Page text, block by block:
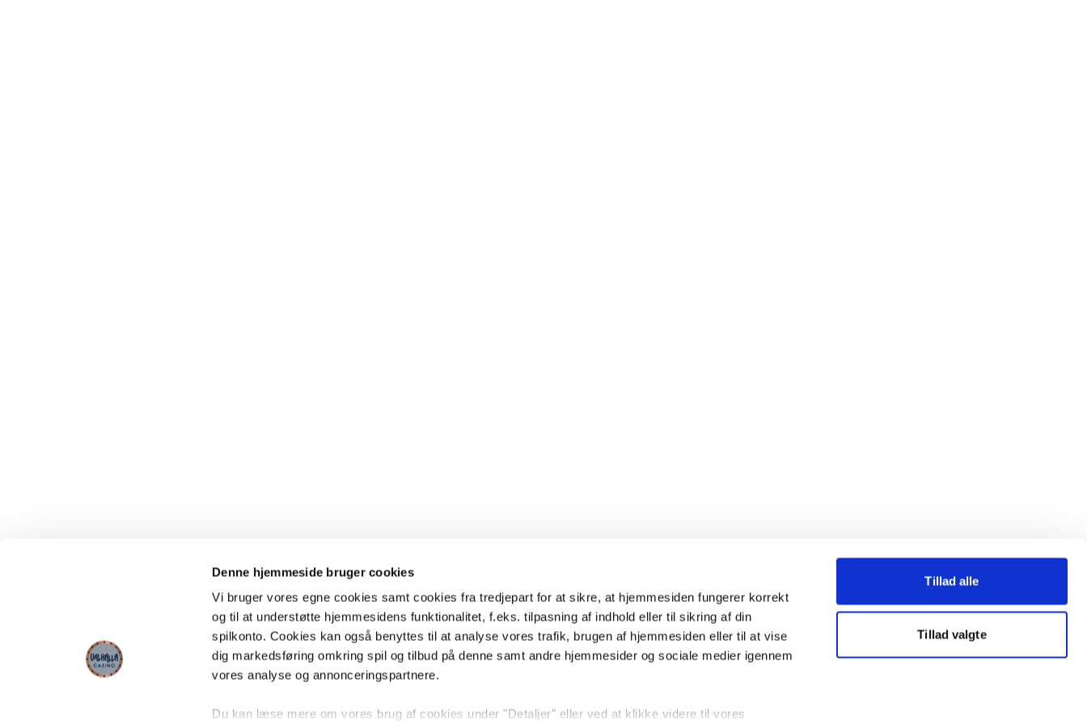
Denne hjemmeside bruger cookies
Vi bruger vores egne cookies samt cookies fra tredjepart for at sikre, at hjemmesiden fungerer korrekt
og til at understøtte hjemmesidens funktionalitet, f.eks. tilpasning af indhold eller til sikring af din
spilkonto. Cookies kan også benyttes til at analyse vores trafik, brugen af hjemmesiden eller til at vise
dig markedsføring omkring spil og tilbud på denne samt andre hjemmesider og sociale medier igennem
vores analyse og annonceringspartnere.
Du kan læse mere om vores brug af cookies under "Detaljer" eller ved at klikke videre til vores
Tillad alle
Tillad valgte